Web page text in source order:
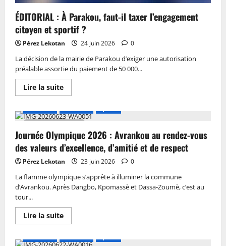
ÉDITORIAL : À Parakou, faut-il taxer l’engagement
citoyen et sportif ?
Pérez Lekotan 24 juin 2026 0
La décision de la mairie de Parakou d’exiger une autorisation
préalable assortie du paiement de 50 000...
Lire la suite
Journée Olympique 2026 : Avrankou au rendez-vous
des valeurs d’excellence, d’amitié et de respect
Pérez Lekotan 23 juin 2026 0
La flamme olympique s’apprête à illuminer la commune
d’Avrankou. Après Dangbo, Kpomassè et Dassa-Zoumè, c’est au
tour...
Lire la suite